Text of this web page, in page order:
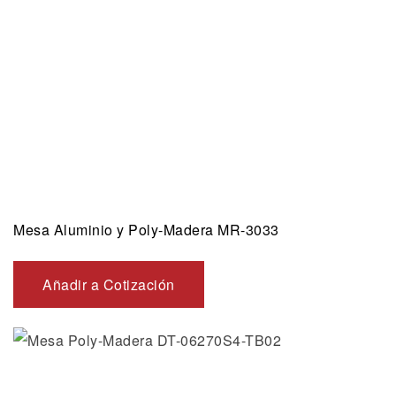
Mesa Aluminio y Poly-Madera MR-3033
Añadir a Cotización